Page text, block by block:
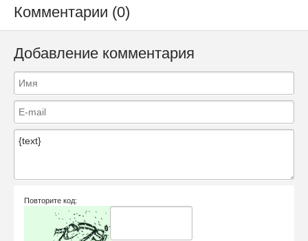
Комментарии (0)
Добавление комментария
Повторите код: